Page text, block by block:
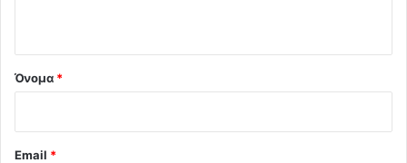
Όνομα *
Email *